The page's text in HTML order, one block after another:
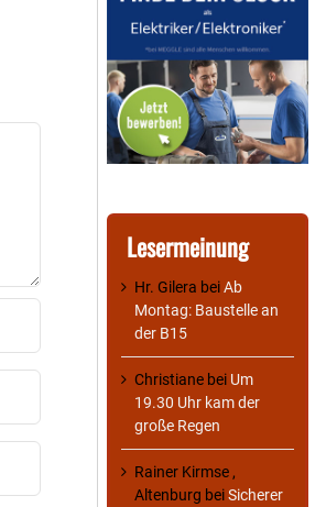
Lesermeinung
Hr. Gilera beiAb
Montag: Baustelle an
der B15
Christiane bei Um
19.30 Uhr kam der
große Regen
Rainer Kirmse ,
Altenburg beiSicherer